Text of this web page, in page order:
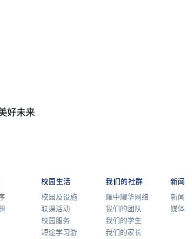
好未来
校园生活
校园及设施
联课活动
校园服务
短途学习游
我们的社群
耀中耀华网络
我们的团队
我们的学生
我们的家长
新闻
新闻
媒体